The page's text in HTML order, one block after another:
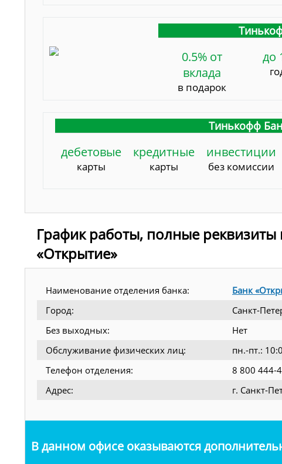
0.5% от
вклада
в подарок
до
Тинькофф
дебетовые
карты
кредитные
карты
инвестиции
без комиссии
График работы, полные
«Открытие»
Наименование отделения банка: Банк
Город:
Санкт-
Без выходных:
Нет
Обслуживание физических лиц:
пн.-пт.:
Телефон отделения:
8 800 444-
Адрес:
г. Санкт-
В данном офисе оказываются